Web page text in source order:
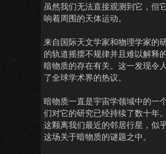
虽然我们无法直接观测到它，但
响着周围的天体运动。
来自国际天文学家和物理学家的
的轨道摇摆不规律并且难以解释
暗物质的存在有关。这一发现令
了全球学术界的热议。
暗物质一直是宇宙学领域中的一
们对它的研究已经持续了数十年
这颗离我们最近的邻居行星，似
这场关于暗物质的谜题之中。